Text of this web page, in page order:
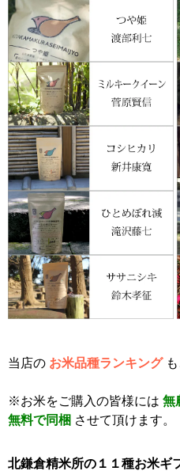
当店の お米品種ランキング
※お米をご購入の皆様には 無
無料で同梱 させて頂けます。
北鎌倉精米所の１１種お米ギ